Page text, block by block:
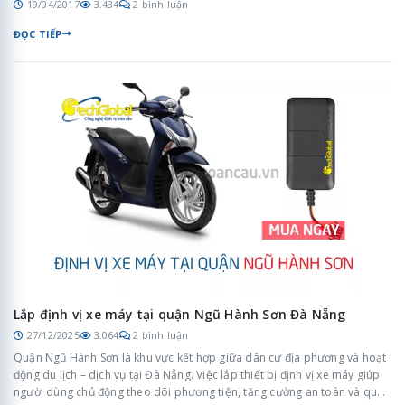
19/04/2017 3.434 2 bình luận
ĐỌC TIẾP
Lắp định vị xe máy tại quận Ngũ Hành Sơn Đà Nẵng
27/12/2025 3.064 2 bình luận
Quận Ngũ Hành Sơn là khu vực kết hợp giữa dân cư địa phương và hoạt
động du lịch – dịch vụ tại Đà Nẵng. Việc lắp thiết bị định vị xe máy giúp
người dùng chủ động theo dõi phương tiện, tăng cường an toàn và quản